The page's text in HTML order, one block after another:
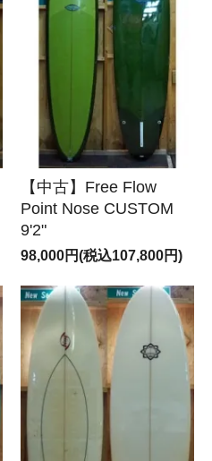
【中古】Free Flow
Point Nose CUSTOM
9'2"
98,000円(税込107,800円)